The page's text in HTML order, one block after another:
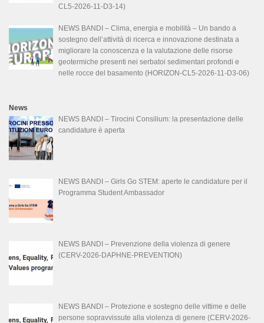
CL5-2026-11-D3-14)
NEWS BANDI – Clima, energia e mobilità – Un bando a
sostegno dell’attività di ricerca e innovazione destinata a
migliorare la conoscenza e la valutazione delle risorse
geotermiche presenti nei serbatoi sedimentari profondi e
nelle rocce del basamento (HORIZON-CL5-2026-11-D3-06)
News
NEWS BANDI – Tirocini Consilium: la presentazione delle
candidature è aperta
NEWS BANDI – Girls Go STEM: aperte le candidature per il
Programma Student Ambassador
NEWS BANDI – Prevenzione della violenza di genere
(CERV-2026-DAPHNE-PREVENTION)
NEWS BANDI – Protezione e sostegno delle vittime e delle
persone sopravvissute alla violenza di genere (CERV-2026-